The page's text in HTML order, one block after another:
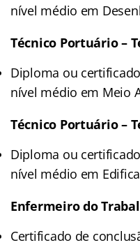
nível médio em
Técnico Portuário –
Diploma ou
nível médio em Meio
Técnico Portuário –
Diploma ou
nível médio em
Enfermeiro do
Certificado de